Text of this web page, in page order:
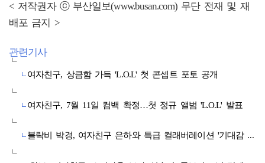
< 저작권자 ⓒ 부산일보(www.busan.com) 무단 전재 및 재
배포 금지 >
관련기사
여자친구, 상큼함 가득 'L.O.L' 첫 콘셉트 포토 공개
여자친구, 7월 11일 컴백 확정…첫 정규 앨범 'L.O.L' 발표
블락비 박경, 여자친구 은하와 특급 컬래버레이션 '기대감 UP'